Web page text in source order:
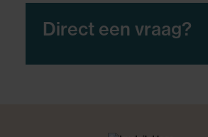
Direct een vraag?